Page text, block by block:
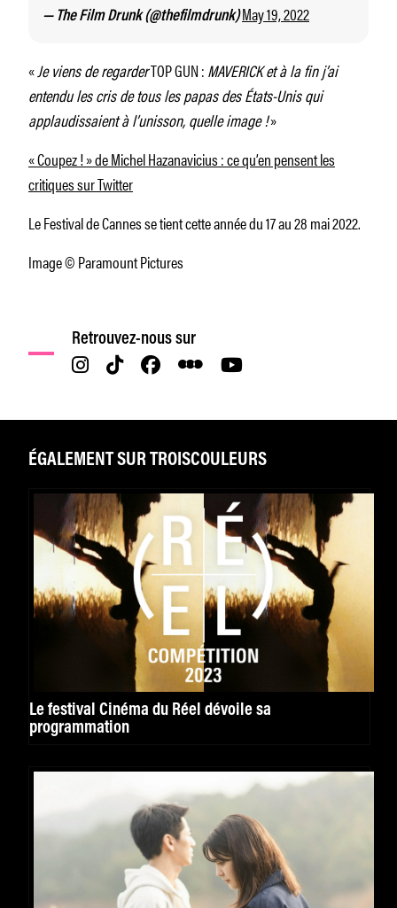
— The Film Drunk (@thefilmdrunk)May 19, 2022
«Je viens de regarderTOP GUN :MAVERICK et à la fin j’ai
entendu les cris de tous les papas des États-Unis qui
applaudissaient à l’unisson, quelle image !»
« Coupez ! » de Michel Hazanavicius : ce qu’en pensent les
critiques sur Twitter
Le Festival de Cannes se tient cette année du 17 au 28 mai 2022.
Image © Paramount Pictures
Retrouvez-nous sur
ÉGALEMENT SUR TROISCOULEURS
Le festival Cinéma du Réel dévoile sa
programmation